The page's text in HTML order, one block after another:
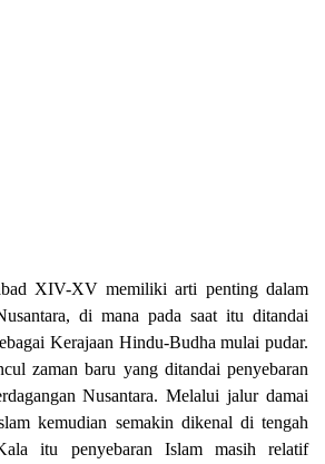
XIV-XV memiliki arti penting dalam
di mana pada saat itu ditandai
Kerajaan Hindu-Budha mulai pudar.
zaman baru yang ditandai penyebaran
Nusantara. Melalui jalur damai
kemudian semakin dikenal di tengah
itu penyebaran Islam masih relatif